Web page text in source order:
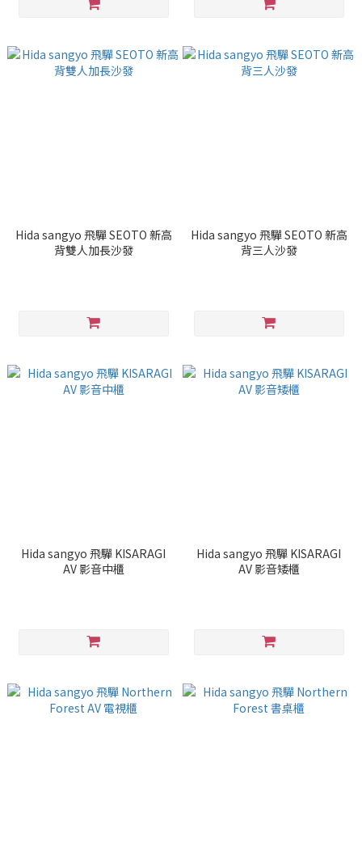
Hida sangyo 飛驒 SEOTO 新高
背雙人加長沙發
Hida sangyo 飛驒 SEOTO 新高
背三人沙發
Hida sangyo 飛驒 KISARAGI
AV 影音中櫃
Hida sangyo 飛驒 KISARAGI
AV 影音矮櫃